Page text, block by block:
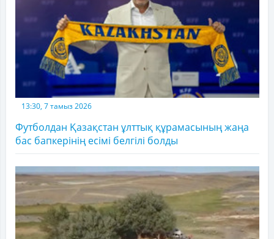
13:30, 7 тамыз 2026
Футболдан Қазақстан ұлттық құрамасының жаңа
бас бапкерінің есімі белгілі болды